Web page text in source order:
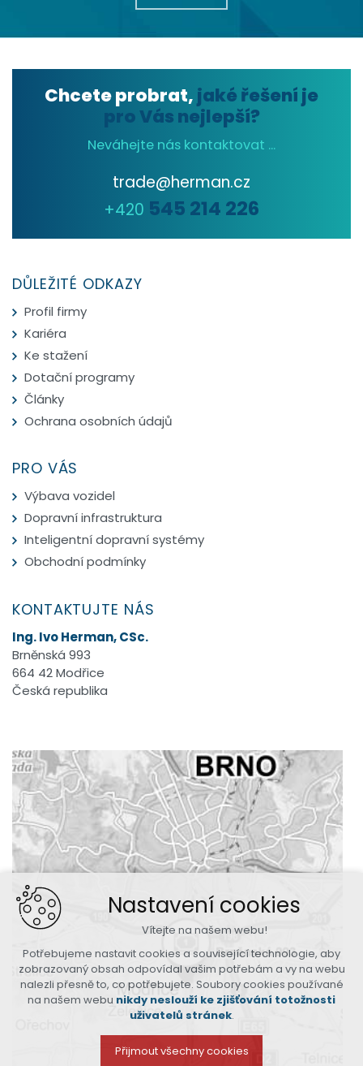
Chcete probrat,jaké řešení je
pro Vás nejlepší?
Neváhejte nás kontaktovat ...
trade@herman.cz
+420 545 214 226
DŮLEŽITÉ ODKAZY
Profil firmy
Kariéra
Ke stažení
Dotační programy
Články
Ochrana osobních údajů
PRO VÁS
Výbava vozidel
Dopravní infrastruktura
Inteligentní dopravní systémy
Obchodní podmínky
KONTAKTUJTE NÁS
Ing. Ivo Herman, CSc.
Brněnská 993
664 42 Modřice
Česká republika
Nastavení cookies
Vítejte na našem webu!
Potřebujeme nastavit cookies a související technologie, aby
zobrazovaný obsah odpovídal vašim potřebám a vy na webu
nalezli přesně to, co potřebujete. Soubory cookies používané
na našem webu nikdy neslouží ke zjišťování totožnosti
uživatelů stránek.
Přijmout všechny cookies